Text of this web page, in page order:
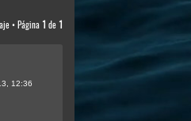
• Página 1 de 1
12:36